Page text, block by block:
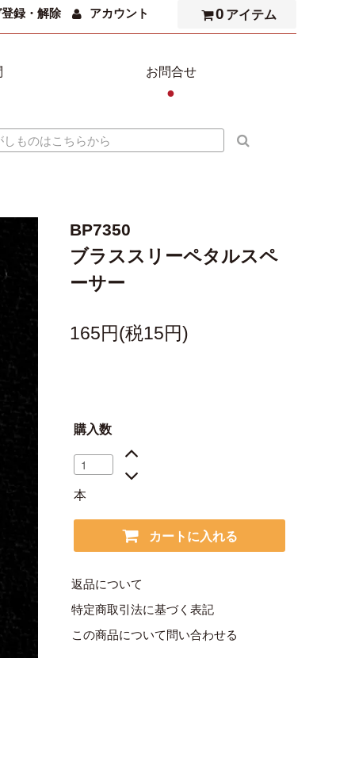
録・解除 アカウント 0 アイテム
お問合せ
●
BP7350
ブラススリーペタルスペ
ーサー
165円(税15円)
購入数
本
カートに入れる
返品について
特定商取引法に基づく表記
この商品について問い合わせる